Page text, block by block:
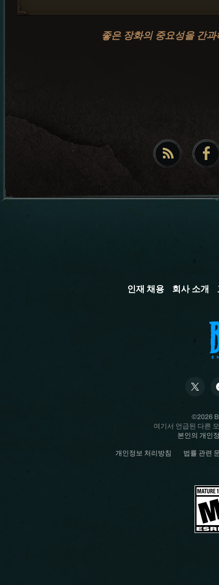
좋은 장화의 중요성을 간